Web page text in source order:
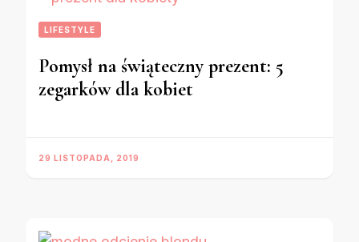
LIFESTYLE
Pomysł na świąteczny prezent: 5
zegarków dla kobiet
29 LISTOPADA, 2019